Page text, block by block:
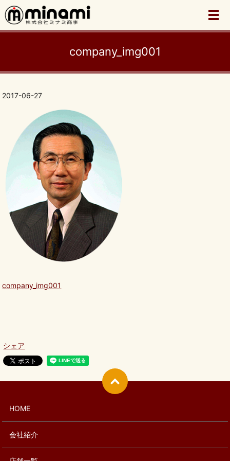
メ
company_img001
2017-06-27
company_img001
シェア
HOME
会社紹介